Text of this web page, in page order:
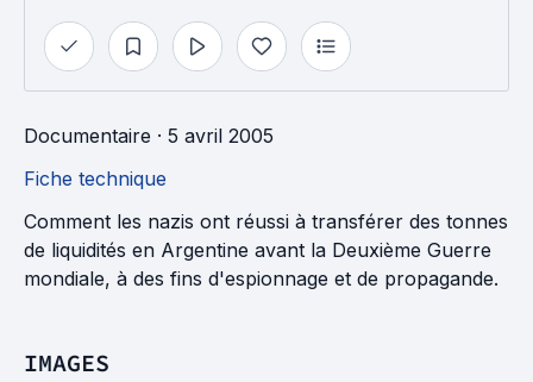
Documentaire · 5 avril 2005
Fiche technique
Comment les nazis ont réussi à transférer des tonnes
de liquidités en Argentine avant la Deuxième Guerre
mondiale, à des fins d'espionnage et de propagande.
IMAGES